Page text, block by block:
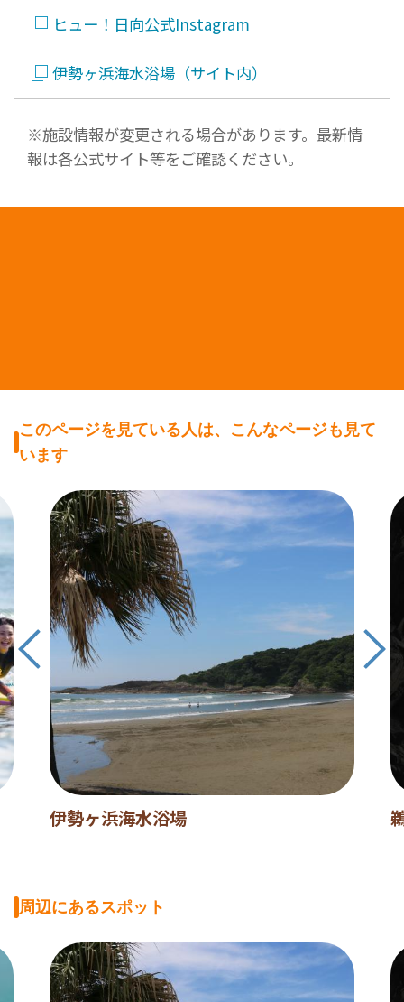
ヒュー！日向公式Instagram
伊勢ヶ浜海水浴場（サイト内）
※施設情報が変更される場合があります。最新情
報は各公式サイト等をご確認ください。
このページを見ている人は、こんなページも見て
います
伊勢ヶ浜海水浴場
周辺にあるスポット